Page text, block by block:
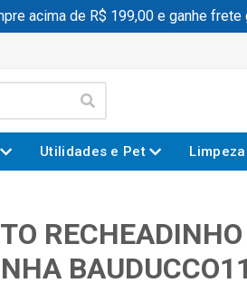
acima de R$ 199,00 e ganhe frete
Utilidades e Pet Limpeza
RECHEADINHO